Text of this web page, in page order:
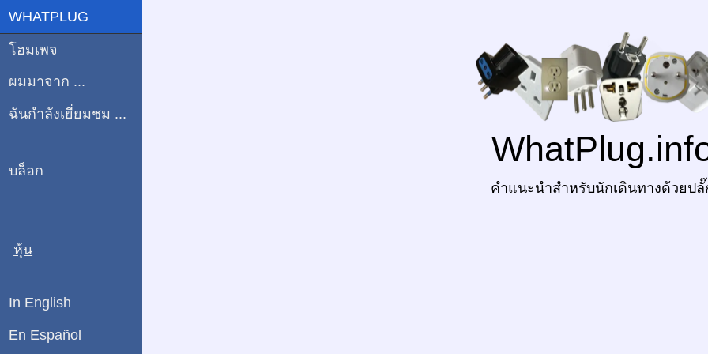
คำแนะนำสำหรับนักเดินทางด้วยปลั๊
WHATPLUG
โฮมเพจ
ผมมาจาก ...
ฉันกำลังเยี่ยมชม ...
บล็อก
หุ้น
In English
En Español